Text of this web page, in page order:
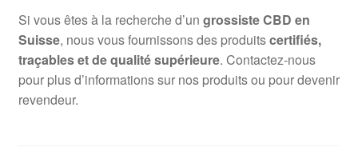
Si vous êtes à la recherche d’un grossiste CBD en
Suisse, nous vous fournissons des produitscertifiés,
traçables et de qualité supérieure. Contactez-nous
pour plus d’informations sur nos produits ou pour devenir
revendeur.